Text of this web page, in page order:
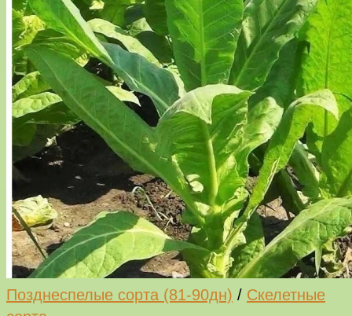
Позднеспелые сорта (81-90дн) / Скелетные